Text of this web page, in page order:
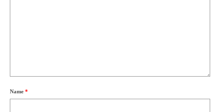
Name *